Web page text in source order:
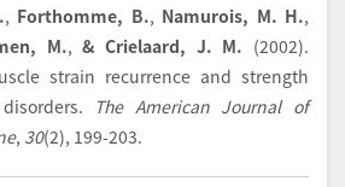
, Forthomme, B., Namurois, M. H.,
M.,& Crielaard, J. M. (2002).
strain recurrence and strength
The American Journal of
, 30(2), 199-203.